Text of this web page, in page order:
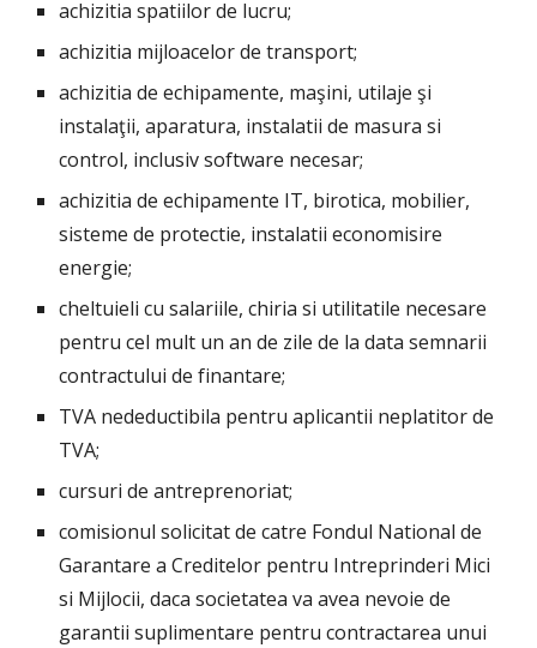
achizitia spatiilor de lucru;
achizitia mijloacelor de transport;
achizitia de echipamente, maşini, utilaje şi
instalaţii, aparatura, instalatii de masura si
control, inclusiv software necesar;
achizitia de echipamente IT, birotica, mobilier,
sisteme de protectie, instalatii economisire
energie;
cheltuieli cu salariile, chiria si utilitatile necesare
pentru cel mult un an de zile de la data semnarii
contractului de finantare;
TVA nedeductibila pentru aplicantii neplatitor de
TVA;
cursuri de antreprenoriat;
comisionul solicitat de catre Fondul National de
Garantare a Creditelor pentru Intreprinderi Mici
si Mijlocii, daca societatea va avea nevoie de
garantii suplimentare pentru contractarea unui